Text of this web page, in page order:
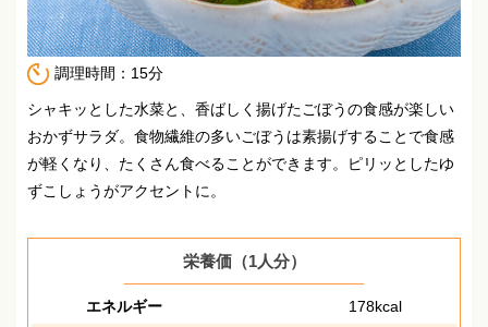
調理時間：15分
シャキッとした水菜と、香ばしく揚げたごぼうの食感が楽しい
おかずサラダ。 食物繊維の多いごぼうは素揚げすることで食感
が軽くなり、たくさん食べることができます。
ピリッとしたゆ
ずこしょうがアクセントに。
栄養価（1人分）
エネルギー
178kcal